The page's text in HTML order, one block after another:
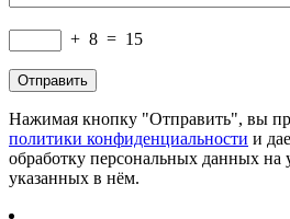
+ 8 = 15
Нажимая кнопку "Отправить", вы
политики конфиденциальности и
обработку персональных данных на
указанных в нём.